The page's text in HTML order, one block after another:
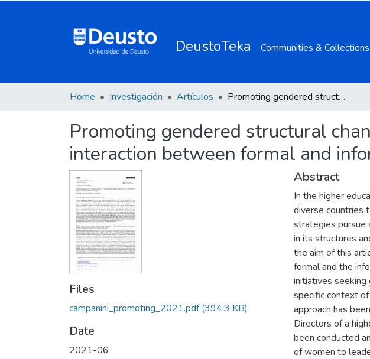
DeustoTeka Communities & Collections
Home Investigación Artículos Promoting gendered structural change in leadership in higher education: the interaction between formal and informal rules
Promoting gendered structural
interaction between formal and
Files
campanini_promoting_2021.pdf(394.3 KB)
Date
2021-06
Abstract
In the higher
diverse countries
strategies pursue
in its structures
the aim of this
formal and the
initiatives seeking
specific context
approach has
Directors of a
been conducted
of women to